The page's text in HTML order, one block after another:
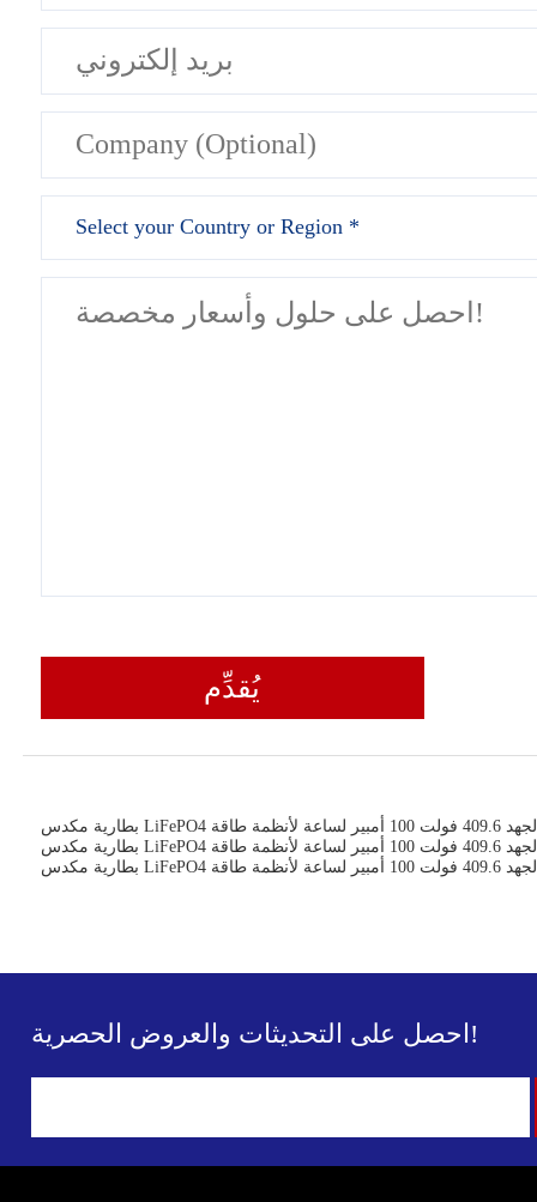
يُقدِّم
احصل على التحديثات والعروض الحصرية!